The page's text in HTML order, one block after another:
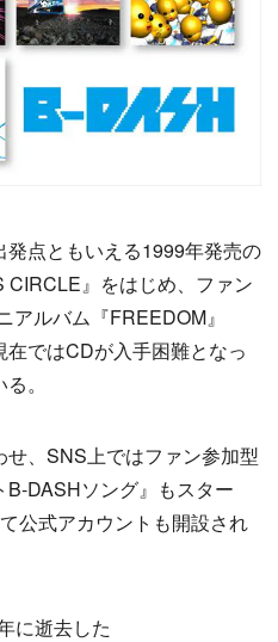
点ともいえる1999年発売の
』をはじめ、ファン
ルバム『FREEDOM』
ではCDが入手困難となっ
。
、SNS上ではファン参加型
DASHソング』もスター
公式アカウントも開設され
に逝去した